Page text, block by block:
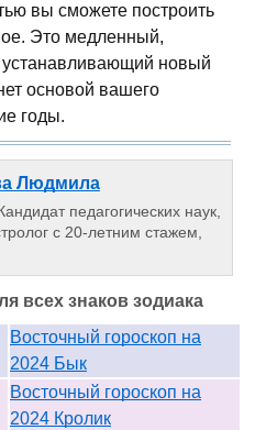
вы сможете построить
Это медленный,
новый
основой вашего
годы.
Людмила
педагогических наук,
с 20-летним стажем,
всех знаков зодиака
Восточный гороскоп на
2024 Бык
Восточный гороскоп на
2024 Кролик